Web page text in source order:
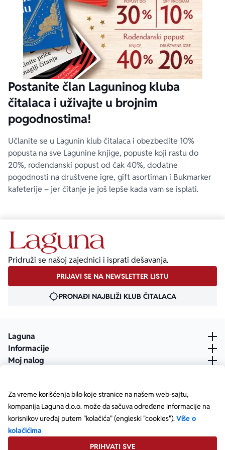
Za vreme korišćenja bilo koje stranice na našem web-sajtu,
kompanija Laguna d.o.o. može da sačuva određene informacije na
korisnikov uređaj putem "kolačića" (engleski "cookies").Više o
kolačićima
PRIHVATI SVE
Postanite član Laguninog kluba
čitalaca i uživajte u brojnim
pogodnostima!
Učlanite se u Lagunin klub čitalaca i obezbedite 10%
popusta na sve Lagunine knjige, popuste koji rastu do
20%, rođendanski popust od čak 40%, dodatne
pogodnosti na društvene igre, gift asortiman i Bukmarker
kafeterije – jer čitanje je još lepše kada vam se isplati.
Pridruži se našoj zajednici i isprati dešavanja.
PRIJAVI SE NA NEWSLETTER LISTU
PRONAĐI NAJBLIŽI KLUB ČITALACA
Laguna
Informacije
Moj nalog